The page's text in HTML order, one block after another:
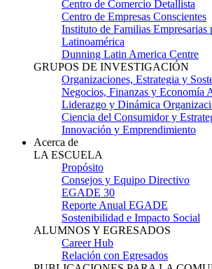
Centro de Comercio Detallista
Centro de Empresas Conscientes
Instituto de Familias
Latinoamérica
Dunning Latin America Centre
GRUPOS DE INVESTIGACIÓN
Organizaciones, Estrategia y
Negocios, Finanzas y Economía
Liderazgo y Dinámica
Ciencia del Consumidor y
Innovación y Emprendimiento
Acerca de
LA ESCUELA
Propósito
Consejos y Equipo Directivo
EGADE 30
Reporte Anual EGADE
Sostenibilidad e Impacto Social
ALUMNOS Y EGRESADOS
Career Hub
Relación con Egresados